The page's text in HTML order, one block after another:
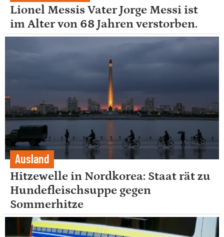
Lionel Messis Vater Jorge Messi ist
im Alter von 68 Jahren verstorben.
Ausland
Hitzewelle in Nordkorea: Staat rät zu
Hundefleischsuppe gegen
Sommerhitze